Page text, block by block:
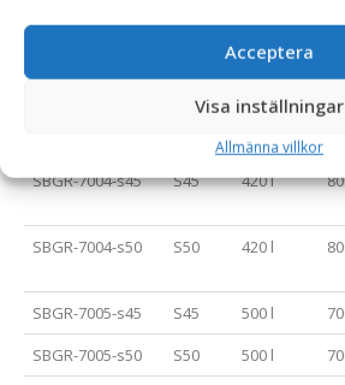
Acceptera
Visa inställningar
Allmänna villkor
380 l
S50 380 l
SBGR-7004-s45 S45 420 l
SBGR-7004-s50 S50 420 l
SBGR-7005-s45 S45 500 l
SBGR-7005-s50
S50 500 l